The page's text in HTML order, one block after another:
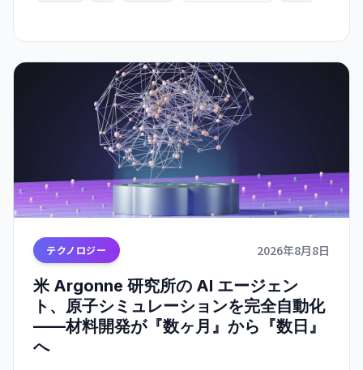
テクノロジー 2026年8月8日
米 Argonne 研究所の AI エージェン
ト、原子シミュレーションを完全自動化
——材料開発が『数ヶ月』から『数日』
へ